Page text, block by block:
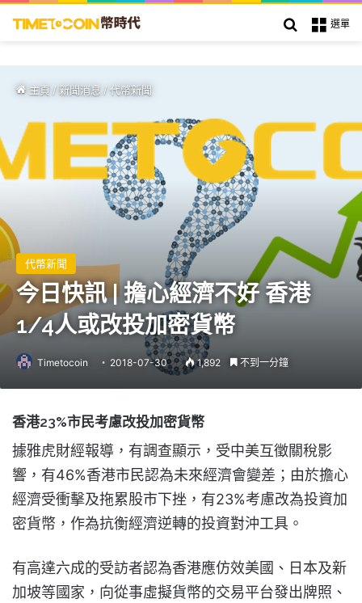
選單
搜索
主頁 /新聞消息 /代幣新聞
代幣新聞
今日快訊 | 擔心經濟不好 香港
1/4人或改投加密貨幣
Timetocoin 2018-07-30 1,892 不到一分鐘
香港23%市民考慮改投加密貨幣
據雅虎財經報導，有調查顯示，受中美互徵關稅影
響，有46%香港市民認為未來經濟會變差；由於擔心
經濟受衝擊及拖累股市下挫，有23%考慮改為投資加
密貨幣，作為抗衡經濟逆轉的投資對沖工具。
有高達六成的受訪者認為香港應仿效美國、日本及新
加坡等國家，向從事虛擬貨幣的交易平台發出牌照、